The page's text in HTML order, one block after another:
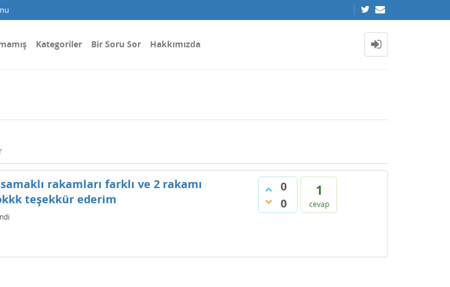
Kategoriler Bir Soru Sor Hakkımızda
0
0
1
cevap
rakamları farklı ve 2 rakamı
teşekkür ederim